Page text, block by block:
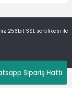
Sipariş Hattı
256bit SSL sertifikası ile